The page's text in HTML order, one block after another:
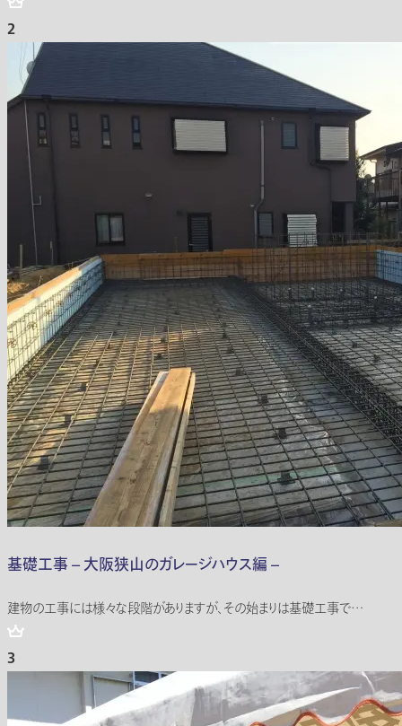
2
基礎工事 – 大阪狭山のガレージハウス編 –
建物の工事には様々な段階がありますが、その始まりは基礎工事で…
3